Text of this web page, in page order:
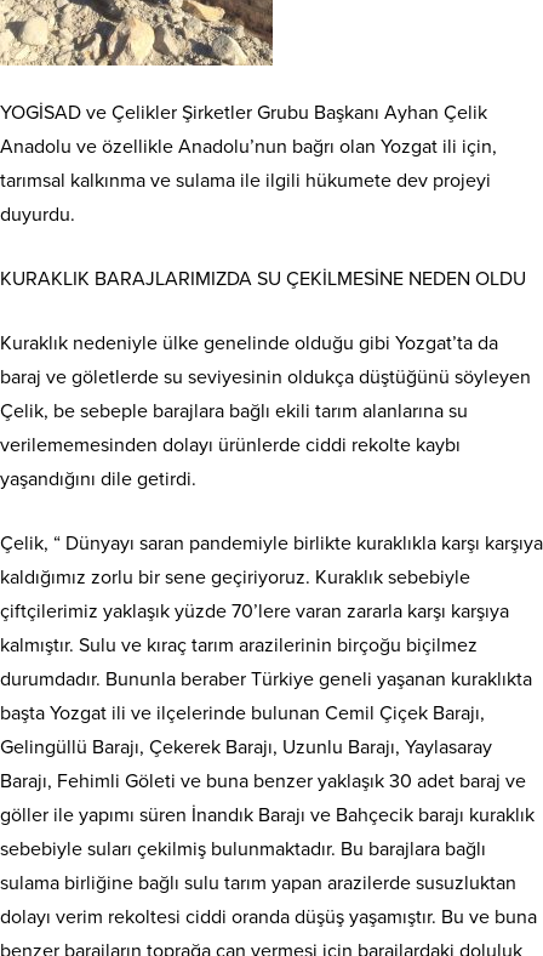
YOGİSAD ve Çelikler Şirketler Grubu Başkanı Ayhan Çelik
Anadolu ve özellikle Anadolu’nun bağrı olan Yozgat ili için,
tarımsal kalkınma ve sulama ile ilgili hükumete dev projeyi
duyurdu.
KURAKLIK BARAJLARIMIZDA SU ÇEKİLMESİNE NEDEN OLDU
Kuraklık nedeniyle ülke genelinde olduğu gibi Yozgat’ta da
baraj ve göletlerde su seviyesinin oldukça düştüğünü söyleyen
Çelik, be sebeple barajlara bağlı ekili tarım alanlarına su
verilememesinden dolayı ürünlerde ciddi rekolte kaybı
yaşandığını dile getirdi.
Çelik, “ Dünyayı saran pandemiyle birlikte kuraklıkla karşı karşıya
kaldığımız zorlu bir sene geçiriyoruz. Kuraklık sebebiyle
çiftçilerimiz yaklaşık yüzde 70’lere varan zararla karşı karşıya
kalmıştır. Sulu ve kıraç tarım arazilerinin birçoğu biçilmez
durumdadır. Bununla beraber Türkiye geneli yaşanan kuraklıkta
başta Yozgat ili ve ilçelerinde bulunan Cemil Çiçek Barajı,
Gelingüllü Barajı, Çekerek Barajı, Uzunlu Barajı, Yaylasaray
Barajı, Fehimli Göleti ve buna benzer yaklaşık 30 adet baraj ve
göller ile yapımı süren İnandık Barajı ve Bahçecik barajı kuraklık
sebebiyle suları çekilmiş bulunmaktadır. Bu barajlara bağlı
sulama birliğine bağlı sulu tarım yapan arazilerde susuzluktan
dolayı verim rekoltesi ciddi oranda düşüş yaşamıştır. Bu ve buna